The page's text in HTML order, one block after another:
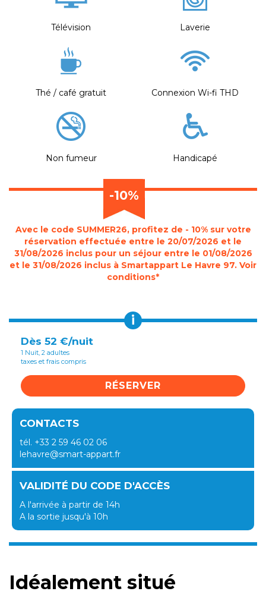
Télévision Laverie
Thé / café gratuit Connexion Wi-fi THD
Non fumeur Handicapé
-10%
Avec le code SUMMER26, profitez de - 10% sur votre
réservation effectuée entre le 20/07/2026 et le
31/08/2026 inclus pour un séjour entre le 01/08/2026
et le 31/08/2026 inclus à Smartappart Le Havre 97. Voir
conditions*
i
Dès 52 €/nuit
1 Nuit, 2 adultes
taxes et frais compris
RÉSERVER
CONTACTS
tél. +33 2 59 46 02 06
lehavre@smart-appart.fr
VALIDITÉ DU CODE D'ACCÈS
A l'arrivée à partir de 14h
A la sortie jusqu'à 10h
Idéalement situé